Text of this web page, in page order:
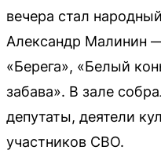
вечера стал
Александр Малинин
«Берега», «Белый
забава». В зале
депутаты, деятели
участников СВО.